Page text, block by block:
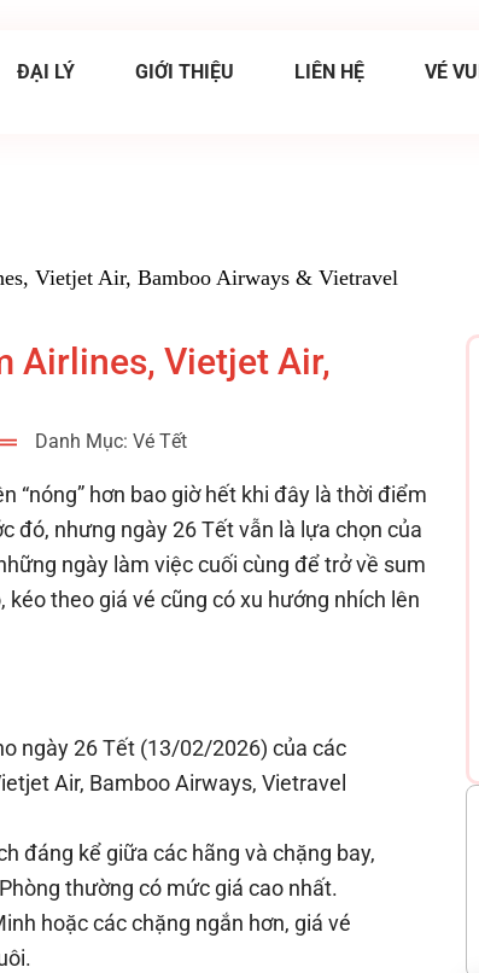
ĐẠI LÝ GIỚI THIỆU LIÊN HỆ VÉ
Vietjet Air, Bamboo Airways & Vietravel
Airlines, Vietjet Air,
Danh Mục: Vé Tết
“nóng” hơn bao giờ hết khi đây là thời điểm
đó, nhưng ngày 26 Tết vẫn là lựa chọn của
ngày làm việc cuối cùng để trở về sum
theo giá vé cũng có xu hướng nhích lên
ngày 26 Tết (13/02/2026) của các
Air, Bamboo Airways, Vietravel
đáng kể giữa các hãng và chặng bay,
thường có mức giá cao nhất.
hoặc các chặng ngắn hơn, giá vé